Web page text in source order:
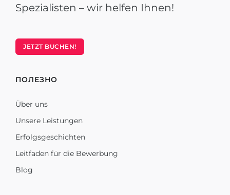
Spezialisten – wir helfen Ihnen!
JETZT BUCHEN!
ПОЛЕЗНО
Über uns
Unsere Leistungen
Erfolgsgeschichten
Leitfaden für die Bewerbung
Blog